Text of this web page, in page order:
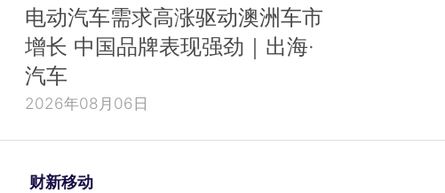
电动汽车需求高涨驱动澳洲车市
增长 中国品牌表现强劲｜出海·
汽车
2026年08月06日
财新移动